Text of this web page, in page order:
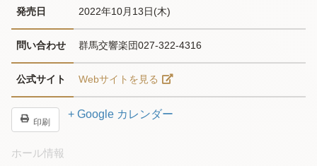
発売日 2022年10月13日(木)
問い合わせ 群馬交響楽団027-322-4316
公式サイト Webサイトを見る
印刷
+ Google カレンダー
ホール情報